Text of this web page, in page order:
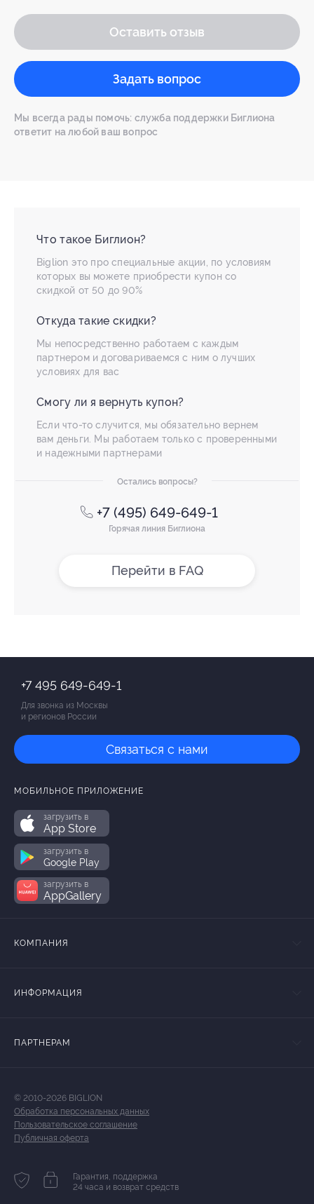
Оставить отзыв
Задать вопрос
Мы всегда рады помочь: служба поддержки Биглиона
ответит на любой ваш вопрос
Что такое Биглион?
Biglion это про специальные акции, по условиям
которых вы можете приобрести купон со
скидкой от 50 до 90%
Откуда такие скидки?
Мы непосредственно работаем с каждым
партнером и договариваемся с ним о лучших
условиях для вас
Смогу ли я вернуть купон?
Если что-то случится, мы обязательно вернем
вам деньги. Мы работаем только с проверенными
и надежными партнерами
Остались вопросы?
+7 (495) 649-649-1
Горячая линия Биглиона
Перейти в FAQ
+7 495 649-649-1
Для звонка из Москвы
и регионов России
Связаться с нами
МОБИЛЬНОЕ ПРИЛОЖЕНИЕ
загрузить в
App Store
загрузить в
Google Play
загрузить в
AppGallery
КОМПАНИЯ
ИНФОРМАЦИЯ
ПАРТНЕРАМ
© 2010-2026 BIGLION
Обработка персональных данных
Пользовательское соглашение
Публичная оферта
Гарантия, поддержка
24 часа и возврат средств